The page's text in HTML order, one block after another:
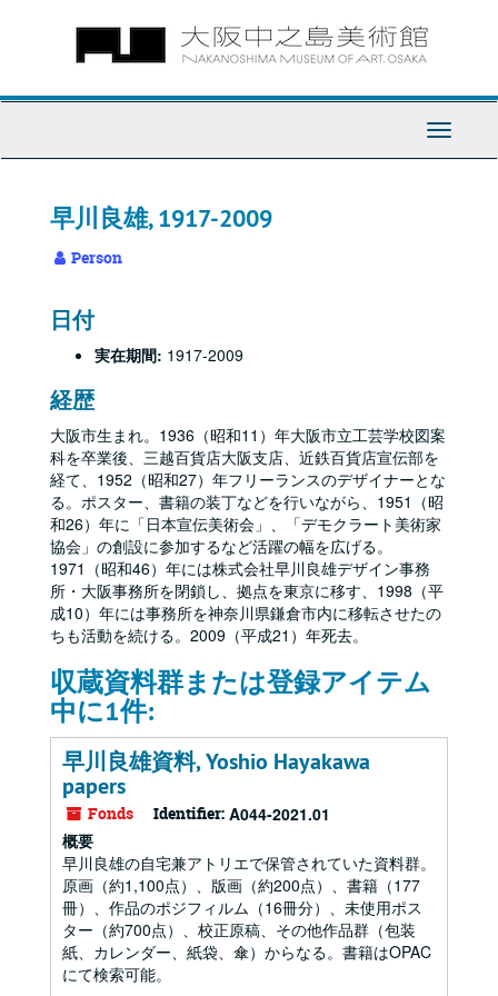
Toggle
早川良雄, 1917-2009
Person
日付
実在期間: 1917-2009
経歴
大阪市生まれ。1936（昭和11）年大阪市立工芸学校図案
科を卒業後、三越百貨店大阪支店、近鉄百貨店宣伝部を
経て、1952（昭和27）年フリーランスのデザイナーとな
る。ポスター、書籍の装丁などを行いながら、1951（昭
和26）年に「日本宣伝美術会」、「デモクラート美術家
協会」の創設に参加するなど活躍の幅を広げる。
1971（昭和46）年には株式会社早川良雄デザイン事務
所・大阪事務所を閉鎖し、拠点を東京に移す、1998（平
成10）年には事務所を神奈川県鎌倉市内に移転させたの
ちも活動を続ける。2009（平成21）年死去。
収蔵資料群または登録アイテム
中に1件:
早川良雄資料, Yoshio Hayakawa
papers
Fonds Identifier: A044-2021.01
概要
早川良雄の自宅兼アトリエで保管されていた資料群。
原画（約1,100点）、版画（約200点）、書籍（177
冊）、作品のポジフィルム（16冊分）、未使用ポス
ター（約700点）、校正原稿、その他作品群（包装
紙、カレンダー、紙袋、傘）からなる。書籍はOPAC
にて検索可能。